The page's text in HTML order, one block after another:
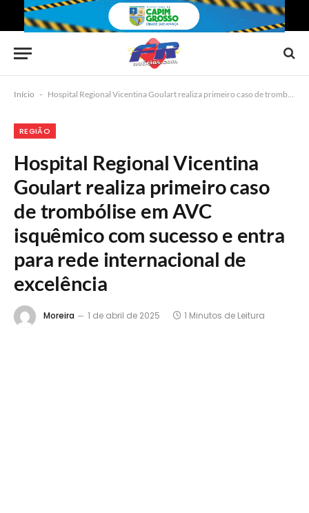
Início - Hospital Regional Vicentina Goulart realiza primeiro caso de trombólise em AVC isquêmico com sucesso e entra para rede internacional de excelência
REGIÃO
Hospital Regional Vicentina
Goulart realiza primeiro caso
de trombólise em AVC
isquêmico com sucesso e entra
para rede internacional de
excelência
Moreira 1 de abril de 2025 1 Minutos de Leitura